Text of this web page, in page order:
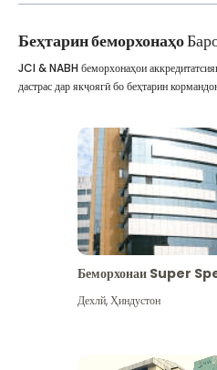
Беҳтарин беморхонаҳо
JCI & NABH беморхонаҳои
дастрас дар якҷоягӣ бо беҳтарин
Беморхонаи Super
Дехлй,Ҳиндустон